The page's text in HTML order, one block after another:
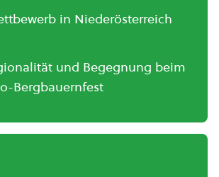
in Niederösterreich
und Begegnung beim
Bergbauernfest